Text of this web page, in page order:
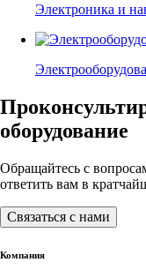
Электроника и
оборудование
Обращайтесь с
ответить вам в
Связаться с нами
Компания